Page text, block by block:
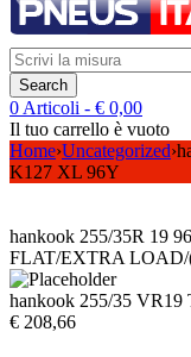
0 Articoli - € 0,00
Il tuo carrello è vuoto
Home›Uncategorized›
K127 XL 96Y
hankook 255/35R 19
FLAT/EXTRA
hankook 255/35
€ 208,66